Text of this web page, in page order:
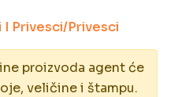
I Privesci/Privesci
proizvoda agent će
veličine i štampu.